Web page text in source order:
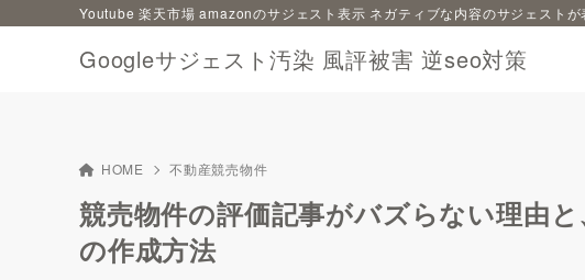
Googleサジェスト汚染 風評被害 逆seo対策
Youtube 楽天市場 amazonのサジェスト表示 ネガティブな内容のサジェストが
HOME 不動産競売物件
競売物件の評価記事がバズらない理由
の作成方法